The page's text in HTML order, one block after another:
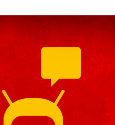
de Campus IA doit sortir des
laver, et l’intelligence artificielle
crypto-spatial